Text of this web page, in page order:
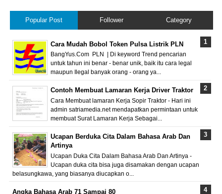
Popular Post Follower Category
Cara Mudah Bobol Token Pulsa Listrik PLN
BangYus.Com PLN | Di keyword Trend pencarian
untuk tahun ini benar - benar unik, baik itu cara legal
maupun Ilegal banyak orang - orang ya...
Contoh Membuat Lamaran Kerja Driver Traktor
Cara Membuat lamaran Kerja Sopir Traktor - Hari ini
admin satriamedia.net mendapatkan permintaan untuk
membuat Surat Lamaran Kerja Sebagai...
Ucapan Berduka Cita Dalam Bahasa Arab Dan
Artinya
Ucapan Duka Cita Dalam Bahasa Arab Dan Artinya -
Ucapan duka cita bisa juga disamakan dengan ucapan
belasungkawa, yang biasanya diucapkan o...
Angka Bahasa Arab 71 Sampai 80